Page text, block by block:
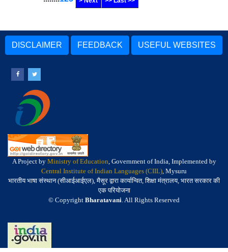
DISCLAIMER FEEDBACK USEFUL WEBSITES
A Project by Ministry of Education, Government of India, Implemented by
Central Institute of Indian Languages (CIIL), Mysuru
भारतीय भाषा संस्थान (सीआईआईएल), मैसूर द्वारा कार्यान्वित, शिक्षा मंत्रालय, भारत सरकार की
एक परियोजना
© Copyright Bharatavani. All Rights Reserved